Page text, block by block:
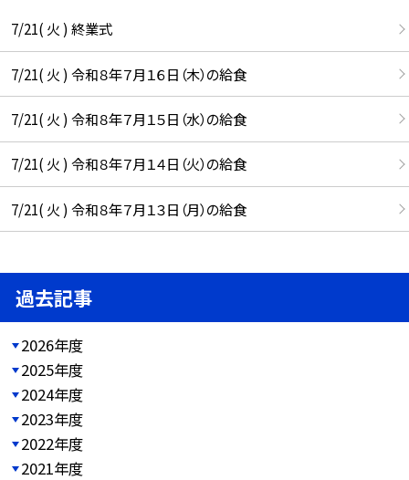
7/21( 火 ) 終業式
7/21( 火 ) 令和８年７月１６日（木）の給食
7/21( 火 ) 令和８年７月１５日（水）の給食
7/21( 火 ) 令和８年７月１４日（火）の給食
7/21( 火 ) 令和８年７月１３日（月）の給食
過去記事
2026年度
2025年度
2024年度
2023年度
2022年度
2021年度